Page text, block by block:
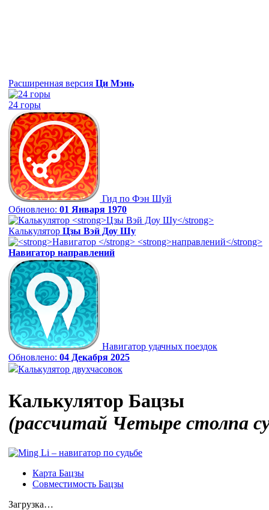
Расширенная версия Ци Мэнь
24 горы
Гид по Фэн Шуй
Обновлено: 01 Января 1970
Калькулятор Цзы Вэй Доу Шу
Навигатор направлений
Навигатор удачных поездок
Обновлено: 04 Декабря 2025
Калькулятор двухчасовок
Калькулятор Бацзы
(рассчитай Четыре столпа
Карта Бацзы
Совместимость Бацзы
Загрузка…